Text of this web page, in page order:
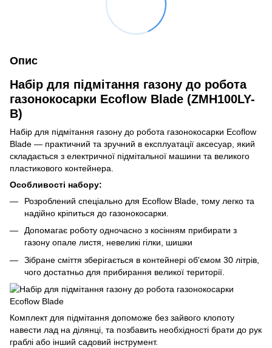
Опис
Набір для підмітання газону до робота
газонокосарки Ecoflow Blade (ZMH100LY-
B)
Набір для підмітання газону до робота газонокосарки Ecoflow
Blade — практичний та зручний в експлуатації аксесуар, який
складається з електричної підмітальної машини та великого
пластикового контейнера.
Особливості набору:
Розроблений спеціально для Ecoflow Blade, тому легко та
надійно кріпиться до газонокосарки.
Допомагає роботу одночасно з косінням прибирати з
газону опале листя, невеликі гілки, шишки
Зібране сміття зберігається в контейнері об'ємом 30 літрів,
чого достатньо для прибирання великої території.
Комплект для підмітання допоможе без зайвого клопоту
навести лад на ділянці, та позбавить необхідності брати до рук
граблі або інший садовий інструмент.